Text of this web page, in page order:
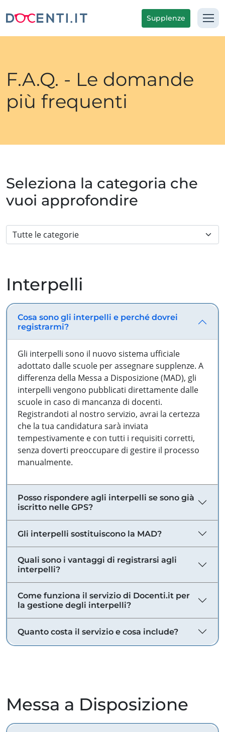
Supplenze
F.A.Q. - Le domande
più frequenti
Seleziona la categoria che
vuoi approfondire
Interpelli
Cosa sono gli interpelli e perché dovrei
registrarmi?
Gli interpelli sono il nuovo sistema ufficiale
adottato dalle scuole per assegnare supplenze. A
differenza della Messa a Disposizione (MAD), gli
interpelli vengono pubblicati direttamente dalle
scuole in caso di mancanza di docenti.
Registrandoti al nostro servizio, avrai la certezza
che la tua candidatura sarà inviata
tempestivamente e con tutti i requisiti corretti,
senza doverti preoccupare di gestire il processo
manualmente.
Posso rispondere agli interpelli se sono già
iscritto nelle GPS?
Gli interpelli sostituiscono la MAD?
Quali sono i vantaggi di registrarsi agli
interpelli?
Come funziona il servizio di Docenti.it per
la gestione degli interpelli?
Quanto costa il servizio e cosa include?
Messa a Disposizione